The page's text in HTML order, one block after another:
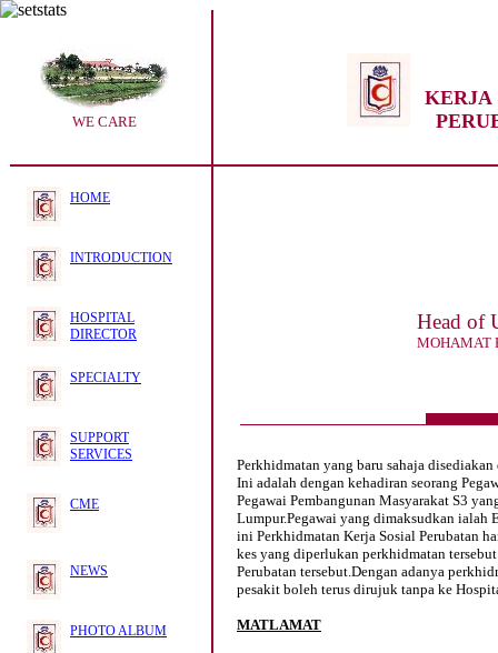
KERJA
Head of
MOHAMAT
HOME
INTRODUCTION
HOSPITAL
DIRECTOR
SUPPORT
SERVICES
CME
NEWS
PHOTO ALBUM
SPECIALTY
Perkhidmatan yang baru sahaja
Ini adalah dengan kehadiran seorang
Pegawai Pembangunan Masyarakat S3
Lumpur.Pegawai yang dimaksudkan ialah
ini Perkhidmatan Kerja Sosial Perubatan
kes yang diperlukan perkhidmatan
Perubatan tersebut.Dengan adanya
pesakit boleh terus dirujuk tanpa ke
MATLAMAT
WE CARE